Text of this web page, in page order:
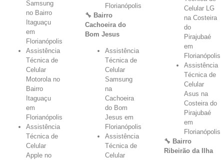
Samsung
no Bairro
Itaguaçu
em
Florianópolis
Assistência
Técnica de
Celular
Motorola no
Bairro
Itaguaçu
em
Florianópolis
Assistência
Técnica de
Celular
Apple no
Florianópolis
🔧 Bairro
Cachoeira do
Bom Jesus
Assistência
Técnica de
Celular
Samsung
na
Cachoeira
do Bom
Jesus em
Florianópolis
Assistência
Técnica de
Celular
Celular LG
na Costeira
do
Pirajubaé
em
Florianópolis
Assistência
Técnica de
Celular
Asus na
Costeira do
Pirajubaé
em
Florianópolis
🔧 Bairro
Ribeirão da Ilha